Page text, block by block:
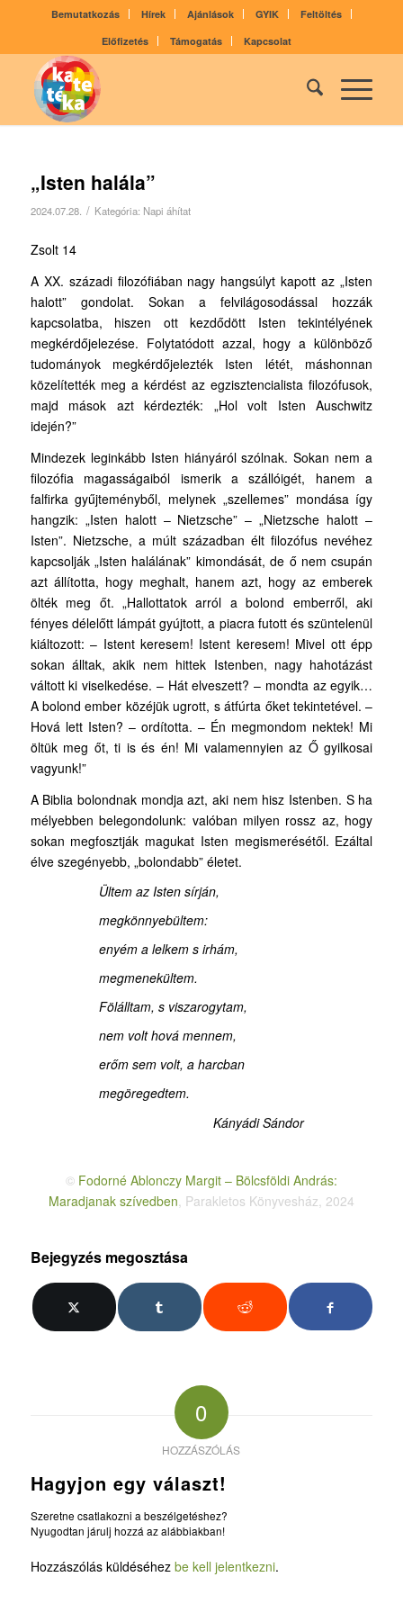
Bemutatkozás Hírek Ajánlások GYIK
Feltöltés
Előfizetés
Támogatás Kapcsolat
„Isten halála”
2024.07.28. / Kategória: Napi áhítat
Zsolt 14
A XX. századi filozófiában nagy hangsúlyt kapott az „Isten
halott” gondolat. Sokan a felvilágosodással hozzák
kapcsolatba, hiszen ott kezdődött Isten tekintélyének
megkérdőjelezése. Folytatódott azzal, hogy a különböző
tudományok megkérdőjelezték Isten létét, máshonnan
közelítették meg a kérdést az egzisztencialista filozófusok,
majd mások azt kérdezték: „Hol volt Isten Auschwitz
idején?”
Mindezek leginkább Isten hiányáról szólnak. Sokan nem a
filozófia magasságaiból ismerik a szállóigét, hanem a
falfirka gyűjteményből, melynek „szellemes” mondása így
hangzik: „Isten halott – Nietzsche” – „Nietzsche halott –
Isten”. Nietzsche, a múlt században élt filozófus nevéhez
kapcsolják „Isten halálának” kimondását, de ő nem csupán
azt állította, hogy meghalt, hanem azt, hogy az emberek
ölték meg őt. „Hallottatok arról a bolond emberről, aki
fényes délelőtt lámpát gyújtott, a piacra futott és szüntelenül
kiáltozott: – Istent keresem! Istent keresem! Mivel ott épp
sokan álltak, akik nem hittek Istenben, nagy hahotázást
váltott ki viselkedése. – Hát elveszett? – mondta az egyik…
A bolond ember közéjük ugrott, s átfúrta őket tekintetével. –
Hová lett Isten? – ordította. – Én megmondom nektek! Mi
öltük meg őt, ti is és én! Mi valamennyien az Ő gyilkosai
vagyunk!”
A Biblia bolondnak mondja azt, aki nem hisz Istenben. S ha
mélyebben belegondolunk: valóban milyen rossz az, hogy
sokan megfosztják magukat Isten megismerésétől. Ezáltal
élve szegényebb, „bolondabb” életet.
Ültem az Isten sírján,
megkönnyebültem:
enyém a lelkem s irhám,
megmenekültem.
Fölálltam, s viszarogytam,
nem volt hová mennem,
erőm sem volt, a harcban
megöregedtem.
Kányádi Sándor
© Fodorné Ablonczy Margit – Bölcsföldi András:
Maradjanak szívedben, Parakletos Könyvesház, 2024
Bejegyzés megosztása
0
HOZZÁSZÓLÁS
Hagyjon egy választ!
Szeretne csatlakozni a beszélgetéshez?
Nyugodtan járulj hozzá az alábbiakban!
Hozzászólás küldéséhez be kell jelentkezni.